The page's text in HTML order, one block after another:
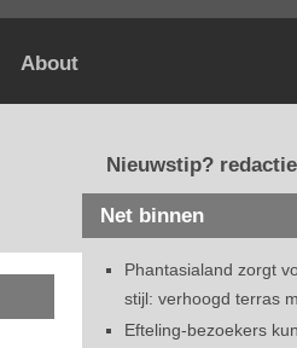
About
Nieuwstip?
Net binnen
Phantasialand zorgt
stijl: verhoogd terras
Efteling-bezoekers